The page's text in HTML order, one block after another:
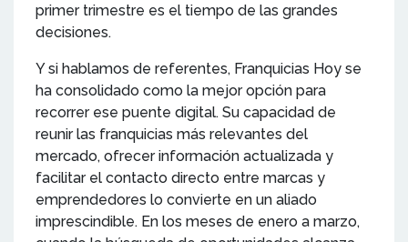
primer trimestre es el tiempo de las grandes
decisiones.
Y si hablamos de referentes, Franquicias Hoy se
ha consolidado como la mejor opción para
recorrer ese puente digital. Su capacidad de
reunir las franquicias más relevantes del
mercado, ofrecer información actualizada y
facilitar el contacto directo entre marcas y
emprendedores lo convierte en un aliado
imprescindible. En los meses de enero a marzo,